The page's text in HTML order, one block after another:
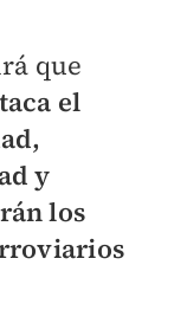
que
el
y
los